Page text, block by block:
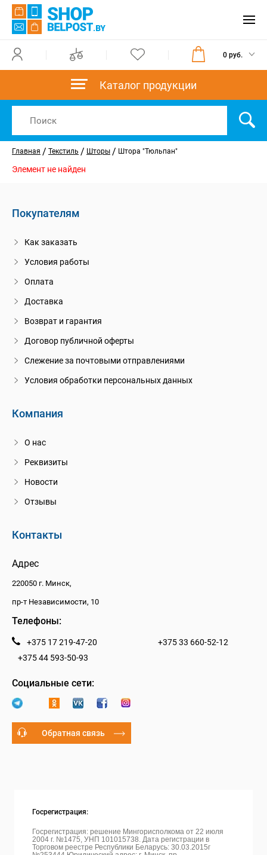
0 руб.
Каталог продукции
Главная / Текстиль / Шторы / Штора "Тюльпан"
Элемент не найден
Покупателям
Как заказать
Условия работы
Оплата
Доставка
Возврат и гарантия
Договор публичной оферты
Слежение за почтовыми отправлениями
Условия обработки персональных данных
Компания
О нас
Реквизиты
Новости
Отзывы
Контакты
Адрес
220050 г. Минск,
пр-т Независимости, 10
Телефоны:
+375 17 219-47-20
+375 33 660-52-12
+375 44 593-50-93
Социальные сети:
Обратная связь
Госрегистрация:
Госрегистрация: решение Мингорисполкома от 22 июля
2004 г. №1475, УНП 101015738. Дата регистрации в
Торговом реестре Республики Беларусь: 30.03.2015г